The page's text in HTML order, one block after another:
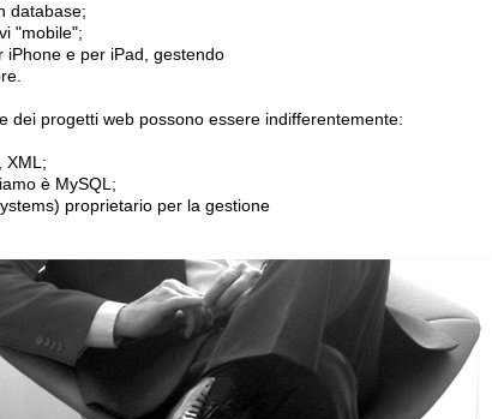
database;
"mobile";
iPhone e per iPad, gestendo
dei progetti web possono essere indifferentemente:
XML;
è MySQL;
proprietario per la gestione